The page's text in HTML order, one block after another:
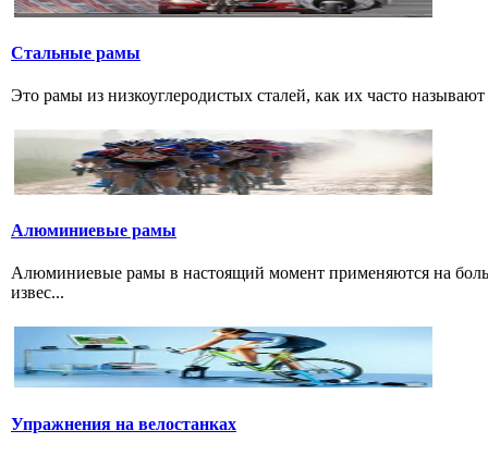
Стальные рамы
Это рамы из низкоуглеродистых сталей, как их часто
Алюминиевые рамы
Алюминиевые рамы в настоящий момент применяются на
извес...
Упражнения на велостанках